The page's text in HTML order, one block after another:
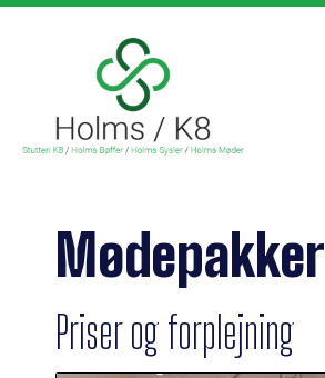
Mødepakker
Priser og forplejning